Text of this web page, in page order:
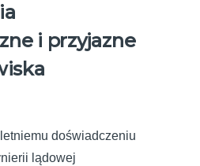
i przyjazne
doświadczeniu
lądowej